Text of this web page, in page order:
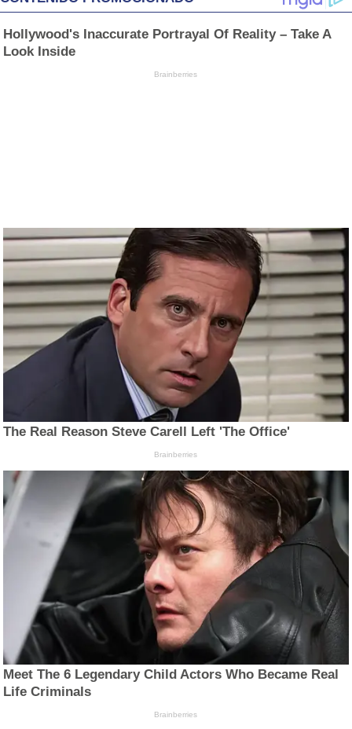
Hollywood's Inaccurate Portrayal Of Reality – Take A
Look Inside
Brainberries
The Real Reason Steve Carell Left 'The Office'
Brainberries
Meet The 6 Legendary Child Actors Who Became Real
Life Criminals
Brainberries